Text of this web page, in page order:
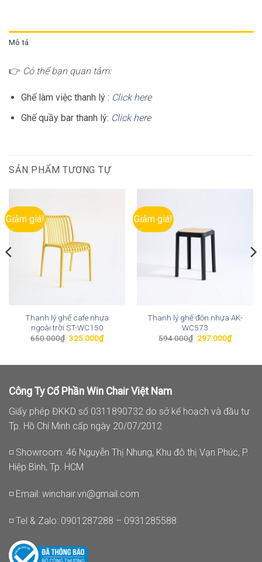
Mô tả
👉 Có thể bạn quan tâm:
Ghế làm việc thanh lý : Click here
Ghế quầy bar thanh lý: Click here
SẢN PHẨM TƯƠNG TỰ
Giảm giá!
Thanh lý ghế cafe nhựa
ngoài trời ST-WC150
650.000₫ Giá
325.000₫Giá
hiện
325.000₫.
Giảm giá!
Thanh lý ghế đôn nhựa AK-
WC573
594.000₫ Giá
297.000₫Giá
hiện
Công Ty Cổ Phần Win Chair Việt Nam
Giấy phép ĐKKD số 0311890732 do sở kế hoạch và đầu tư
Tp. Hồ Chí Minh cấp ngày 20/07/2012
◽ Showroom: 46 Nguyễn Thị Nhung, Khu đô thị Vạn Phúc, P.
Hiệp Bình, Tp. HCM
◽ Email: winchair.vn@gmail.com
◽ Tel & Zalo: 0901287288 – 0931285588